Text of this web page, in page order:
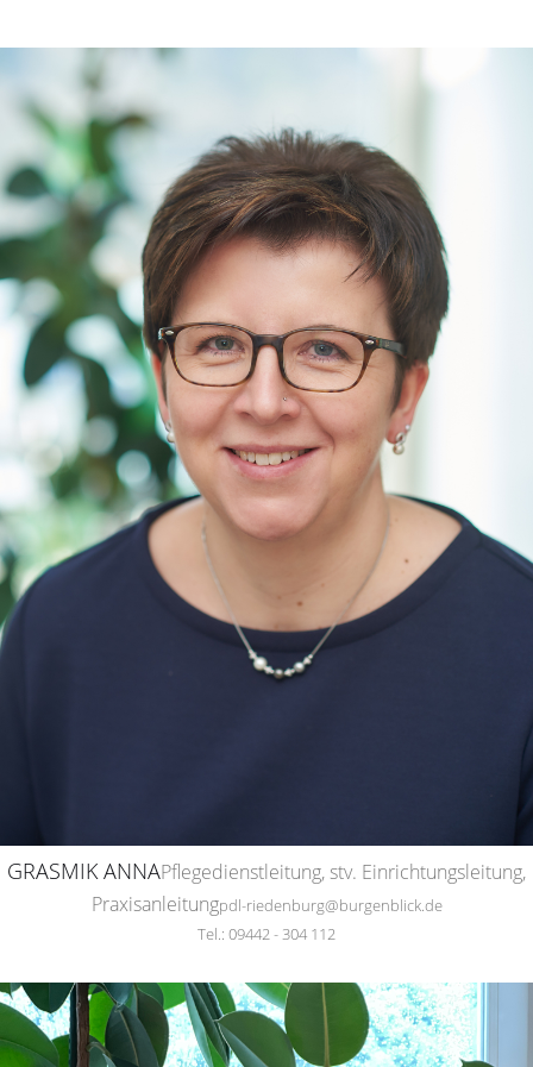
GRASMIK ANNAPflegedienstleitung, stv. Einrichtungsleitung,
Praxisanleitungpdl-riedenburg@burgenblick.de
Tel.: 09442 - 304 112